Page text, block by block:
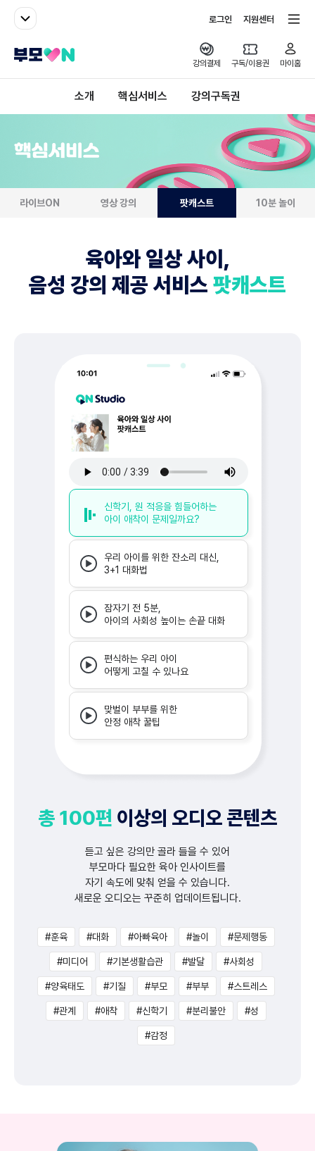
패밀리사이트
로그인 지원센터
부모ON
강의결제 구독/이용권 마이홈
소개 핵심서비스 강의구독권
라이브ON 영상 강의 팟캐스트 10분 놀이
육아와 일상 사이,
음성 강의 제공 서비스 팟캐스트
총 100편 이상의 오디오 콘텐츠
듣고 싶은 강의만 골라 들을 수 있어
부모마다 필요한 육아 인사이트를
자기 속도에 맞춰 얻을 수 있습니다.
새로운 오디오는 꾸준히 업데이트됩니다.
#훈육 #대화 #아빠육아 #놀이 #문제행동
#미디어 #기본생활습관 #발달 #사회성
#양육태도 #기질 #부모 #부부 #스트레스
#관계 #애착 #신학기 #분리불안 #성
#감정
신학기, 원 적응을 힘들어하는
아이 애착이 문제일까요?
우리 아이를 위한 잔소리 대신,
3+1 대화법
잠자기 전 5분,
아이의 사회성 높이는 손끝 대화
편식하는 우리 아이
어떻게 고칠 수 있나요
맞벌이 부부를 위한
안정 애착 꿀팁